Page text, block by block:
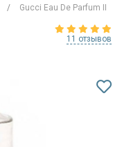
Gucci Eau De Parfum II
11 отзывов